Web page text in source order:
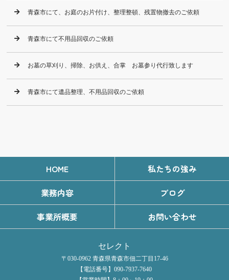
青森市にて、お庭のお片付け、整理整頓、残置物撤去のご依頼
青森市にて不用品回収のご依頼
お墓の草刈り、掃除、お供え、合掌 お墓参り代行致します
青森市にて遺品整理、不用品回収のご依頼
HOME
私たちの強み
業務内容
ブログ
事業所概要
お問い合わせ
セレクト
〒030-0962 青森県青森市佃二丁目17-46
【電話番号】090-7937-7640